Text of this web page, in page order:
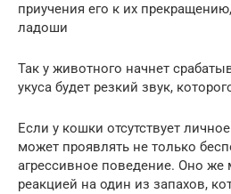
приучения его к их
ладоши
Так у животного начнет
укуса будет резкий звук,
Если у кошки отсутствует
может проявлять не только
агрессивное поведение. Оно
реакцией на один из запахов,